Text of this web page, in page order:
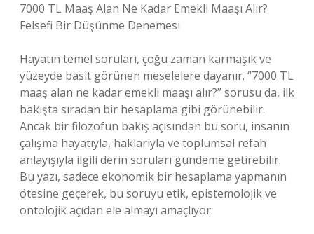
7000 TL Maaş Alan Ne Kadar Emekli Maaşı Alır?
Felsefi Bir Düşünme Denemesi
Hayatın temel soruları, çoğu zaman karmaşık ve
yüzeyde basit görünen meselelere dayanır. “7000 TL
maaş alan ne kadar emekli maaşı alır?” sorusu da, ilk
bakışta sıradan bir hesaplama gibi görünebilir.
Ancak bir filozofun bakış açısından bu soru, insanın
çalışma hayatıyla, haklarıyla ve toplumsal refah
anlayışıyla ilgili derin soruları gündeme getirebilir.
Bu yazı, sadece ekonomik bir hesaplama yapmanın
ötesine geçerek, bu soruyu etik, epistemolojik ve
ontolojik açıdan ele almayı amaçlıyor.